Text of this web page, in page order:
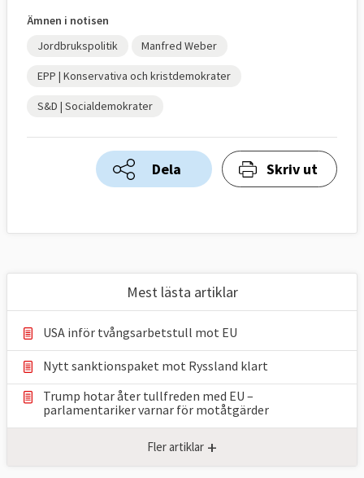
Ämnen i notisen
Jordbrukspolitik
Manfred Weber
EPP | Konservativa och kristdemokrater
S&D | Socialdemokrater
Dela Skriv ut
Mest lästa artiklar
USA inför tvångsarbetstull mot EU
Nytt sanktionspaket mot Ryssland klart
Trump hotar åter tullfreden med EU –
parlamentariker ⁠varnar för motåtgärder
Fler artiklar +